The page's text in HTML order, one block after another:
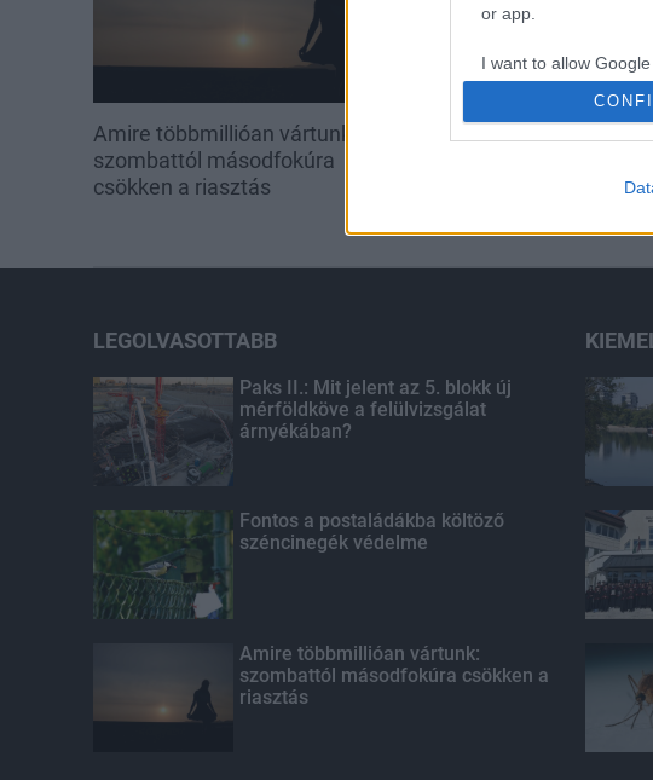
or app.
I want to allow
I want to allow
authentication
Amire többmillióan vártunk:
szombattól másodfokúra
csökken a riasztás
évszázados vezetéken
LEGOLVASOTTABB
Paks II.: Mit jelent az 5. blokk új
mérföldköve a felülvizsgálat
árnyékában?
Fontos a postaládákba költöző
széncinegék védelme
Amire többmillióan vártunk:
szombattól másodfokúra csökken a
riasztás